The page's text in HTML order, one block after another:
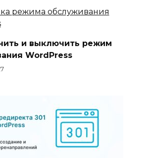
и выключить режим
WordPress